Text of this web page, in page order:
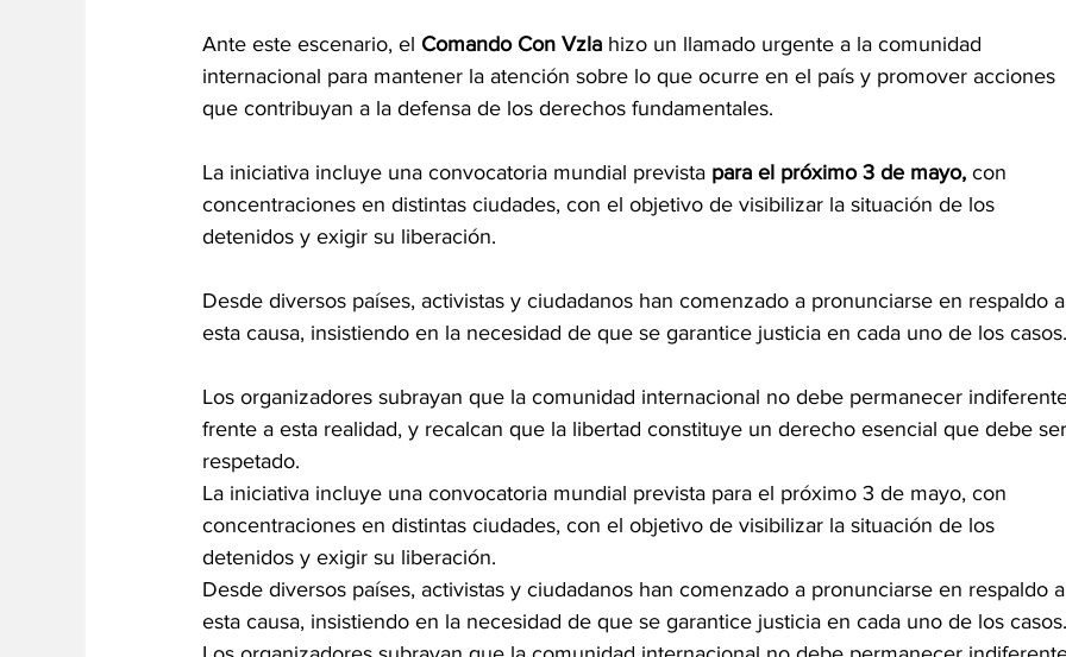
Ante este escenario, el Comando Con Vzla hizo un llamado urgente a la comunidad
internacional para mantener la atención sobre lo que ocurre en el país y promover acciones
que contribuyan a la defensa de los derechos fundamentales.
La iniciativa incluye una convocatoria mundial prevista para el próximo 3 de mayo, con
concentraciones en distintas ciudades, con el objetivo de visibilizar la situación de los
detenidos y exigir su liberación.
Desde diversos países, activistas y ciudadanos han comenzado a pronunciarse en respaldo
esta causa, insistiendo en la necesidad de que se garantice justicia en cada uno de los casos.
Los organizadores subrayan que la comunidad internacional no debe permanecer
frente a esta realidad, y recalcan que la libertad constituye un derecho esencial que debe
respetado.
La iniciativa incluye una convocatoria mundial prevista para el próximo 3 de mayo, con
concentraciones en distintas ciudades, con el objetivo de visibilizar la situación de los
detenidos y exigir su liberación.
Desde diversos países, activistas y ciudadanos han comenzado a pronunciarse en respaldo
esta causa, insistiendo en la necesidad de que se garantice justicia en cada uno de los casos.